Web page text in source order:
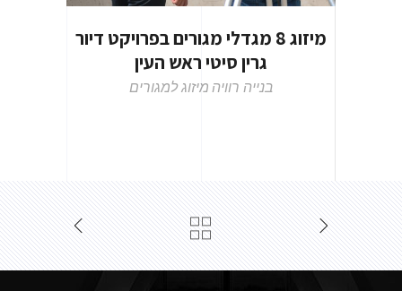
מיזוג 8 מגדלי מגורים בפרויקט דיור
גרין סיטי ראש העין
בנייה רוויה מיזוג למגורים